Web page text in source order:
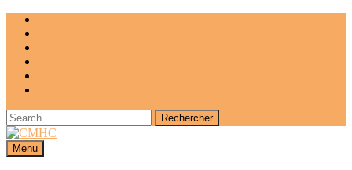
Skip
content
Search
for:
MenuMenu